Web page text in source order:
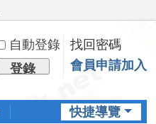
自動登錄
找回密碼
登錄 會員申請加入
快捷導覽